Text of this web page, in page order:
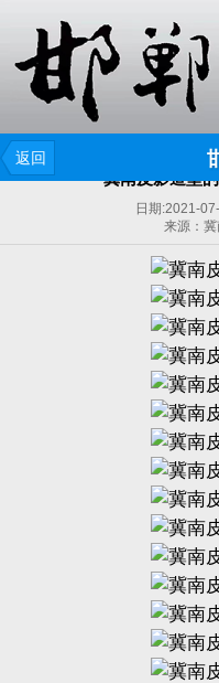
返回
冀南皮影造型
日期:2021-
来源：